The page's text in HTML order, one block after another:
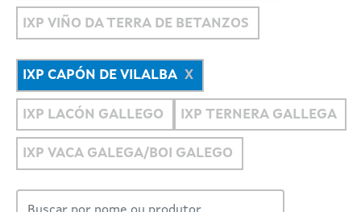
IXP VIÑO DA TERRA DE BETANZOS
IXP CAPÓN DE VILALBA
IXP LACÓN GALLEGO IXP TERNERA GALLEGA
IXP VACA GALEGA/BOI GALEGO